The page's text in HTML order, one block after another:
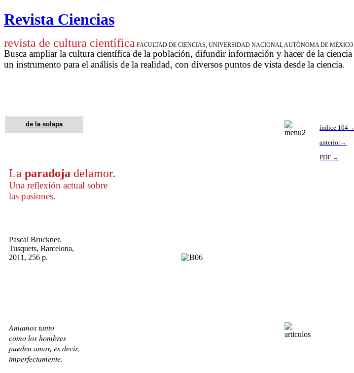
Revista Ciencias
revista de cultura científica FACULTAD DE CIENCIAS, UNIVERSIDAD NACIONAL AUTÓNOMA DE MÉXICO
Busca ampliar la cultura científica de la población, difundir información y hacer de la ciencia
un instrumento para el análisis de la realidad, con diversos puntos de vista desde la ciencia.
de la solapa índice 104→
anterior→
PDF →
La paradoja delamor.
Una reflexión actual sobre
las pasiones.
Pascal Bruckner.
Tusquets, Barcelona,
2011, 256 p.
Amamos tanto
como los hombres
pueden amar, es decir,
imperfectamente.